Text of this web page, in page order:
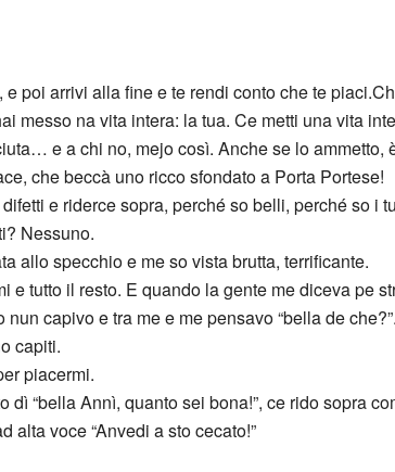
poi arrivi alla fine e te rendi conto che te
messo na vita intera: la tua. Ce metti una vita
e a chi no, mejo così. Anche se lo ammetto,
che beccà uno ricco sfondato a Porta Portese!
e riderce sopra, perché so belli, perché so i
Nessuno.
allo specchio e me so vista brutta, terrificante.
e tutto il resto. E quando la gente me diceva pe
capivo e tra me e me pensavo “bella de che?”.
capiti.
piacermi.
dì “bella Annì, quanto sei bona!”, ce rido sopra
alta voce “Anvedi a sto cecato!”